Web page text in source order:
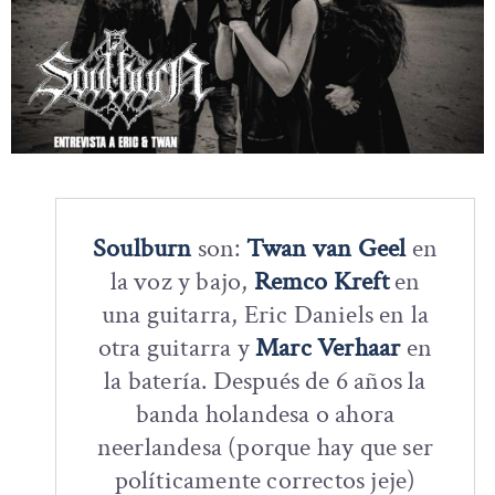
Soulburnson:Twan van Geelen
la voz y bajo, Remco Kreften
una guitarra, Eric Daniels en la
otra guitarra yMarc Verhaaren
la batería. Después de 6 años la
banda holandesa o ahora
neerlandesa (porque hay que ser
políticamente correctos jeje)